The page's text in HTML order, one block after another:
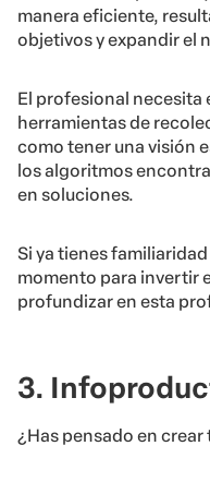
manera eficiente,
objetivos y expandir el
El profesional necesita
herramientas de
como tener una visión
los algoritmos
en soluciones.
Si ya tienes
momento para invertir
profundizar en esta
3.
¿Has pensado en